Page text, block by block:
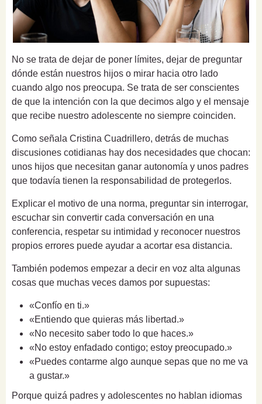
No se trata de dejar de poner límites, dejar de preguntar
dónde están nuestros hijos o mirar hacia otro lado
cuando algo nos preocupa. Se trata de ser conscientes
de que la intención con la que decimos algo y el mensaje
que recibe nuestro adolescente no siempre coinciden.
Como señala Cristina Cuadrillero, detrás de muchas
discusiones cotidianas hay dos necesidades que chocan:
unos hijos que necesitan ganar autonomía y unos padres
que todavía tienen la responsabilidad de protegerlos.
Explicar el motivo de una norma, preguntar sin interrogar,
escuchar sin convertir cada conversación en una
conferencia, respetar su intimidad y reconocer nuestros
propios errores puede ayudar a acortar esa distancia.
También podemos empezar a decir en voz alta algunas
cosas que muchas veces damos por supuestas:
«Confío en ti.»
«Entiendo que quieras más libertad.»
«No necesito saber todo lo que haces.»
«No estoy enfadado contigo; estoy preocupado.»
«Puedes contarme algo aunque sepas que no me va
a gustar.»
Porque quizá padres y adolescentes no hablan idiomas